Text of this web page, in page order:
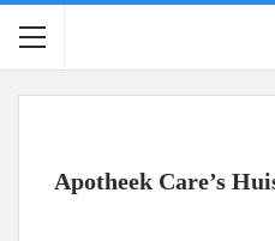
Apotheek Care’s